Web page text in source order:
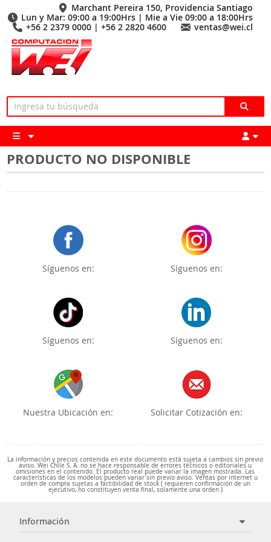
Marchant Pereira 150, Providencia Santiago
Lun y Mar: 09:00 a 19:00Hrs | Mie a Vie 09:00 a 18:00Hrs
+56 2 2379 0000 | +56 2 2820 4600
ventas@wei.cl
PRODUCTO NO DISPONIBLE
Síguenos en: Síguenos en:
Síguenos en: Síguenos en:
Nuestra Ubicación en: Solicitar Cotización en:
La información y precios contenida en este documento está sujeta a cambios sin previo
aviso. Wei Chile S. A. no se hace responsable de errores técnicos o editoriales u
omisiones en el contenido. El producto real puede variar la imagen mostrada. Las
características de los modelos pueden variar sin previo aviso. Ventas por internet u
orden de compra sujetas a factibilidad de stock ( requieren confirmación de un
ejecutivo, no constituyen venta final, solamente una orden )
Información